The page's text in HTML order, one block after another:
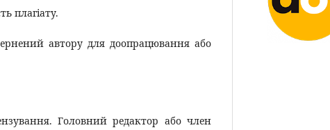
плагіату.
автору для доопрацювання або
Головний редактор або член